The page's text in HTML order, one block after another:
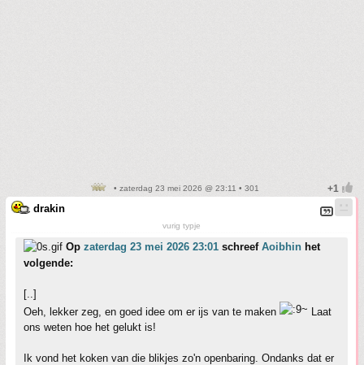
• zaterdag 23 mei 2026 @ 23:11 • 301
drakin
vurig typje
Op zaterdag 23 mei 2026 23:01 schreef Aoibhin het
volgende:
[..]
Oeh, lekker zeg, en goed idee om er ijs van te maken
Laat
ons weten hoe het gelukt is!
Ik vond het koken van die blikjes zo'n openbaring. Ondanks dat er